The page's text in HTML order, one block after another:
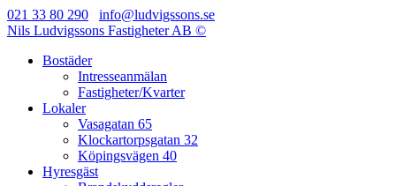
021 33 80 290
info@ludvigssons.se
Nils Ludvigssons Fastigheter AB ©
Bostäder
Intresseanmälan
Fastigheter/Kvarter
Lokaler
Vasagatan 65
Klockartorpsgatan 32
Köpingsvägen 40
Hyresgäst